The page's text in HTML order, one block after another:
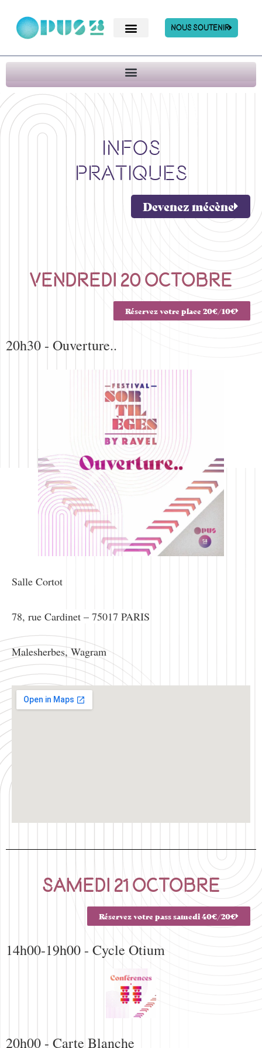
Nous Soutenir
Infos
pratiques
Devenez mécène
vendredi 20 octobre
Réservez votre place 20€/10€
20h30 - Ouverture..
Salle Cortot
78, rue Cardinet – 75017 PARIS
Malesherbes, Wagram
Samedi 21 octobre
Réservez votre pass samedi 40€/20€
14h00-19h00 - Cycle Otium
20h00 - Carte Blanche